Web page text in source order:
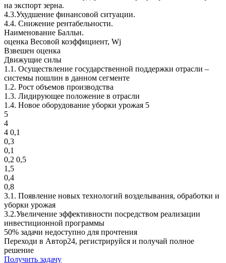
на экспорт зерна.
4.3.Ухудшение финансовой ситуации.
4.4. Снижение рентабельности.
Наименование Балльн.
оценка Весовой коэффициент, Wj
Взвешен оценка
Движущие силы
1.1. Осуществление государственной поддержки отрасли –
системы пошлин в данном сегменте
1.2. Рост объемов производства
1.3. Лидирующее положение в отрасли
1.4. Новое оборудование уборки урожая 5
5
4
4 0,1
0,3
0,1
0,2 0,5
1,5
0,4
0,8
3.1. Появление новых технологий возделывания, обработки и
уборки урожая
3.2.Увеличение эффективности посредством реализации
инвестиционной программы
50% задачи недоступно для прочтения
Переходи в Автор24, регистрируйся и получай полное
решение
Получить задачу